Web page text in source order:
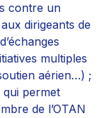
contre un
dirigeants de
multiples
aérien…) ;
qui permet
de l’OTAN